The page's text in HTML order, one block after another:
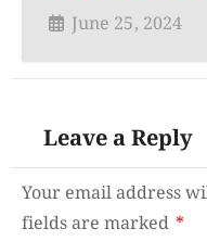
June 25, 2024
Leave a Reply
Your email address
fields are marked *